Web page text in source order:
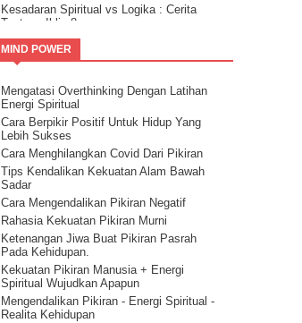
Kesadaran Spiritual vs Logika : Cerita
Tentang Iblis 8
Himpun energi Tuhan ( Spiritual ) untuk
kalahkan Setan – Cerita tentang iblis 7
Firman Tuhan – cerita tentang iblis 6
Guru Sejati Sadarkan Manusia Untuk
Melawan Iblis : Cerita Tentang Iblis 5
Cahaya Allah untuk melawan setan :
cerita tentang iblis 4
Ilmu Spiritual Untuk Melawan Iblis : Cerita
Tentang Iblis 3
Cerita Tentang Iblis 2 – Kecerdasan
Spiritual Adalah Musuh Iblis
Cerita Tentang Iblis Bagian 1
MIND POWER
Mengatasi Overthinking Dengan Latihan
Energi Spiritual
Cara Berpikir Positif Untuk Hidup Yang
Lebih Sukses
Cara Menghilangkan Covid Dari Pikiran
Tips Kendalikan Kekuatan Alam Bawah
Sadar
Cara Mengendalikan Pikiran Negatif
Rahasia Kekuatan Pikiran Murni
Ketenangan Jiwa Buat Pikiran Pasrah
Pada Kehidupan.
Kekuatan Pikiran Manusia + Energi
Spiritual Wujudkan Apapun
Mengendalikan Pikiran - Energi Spiritual -
Realita Kehidupan